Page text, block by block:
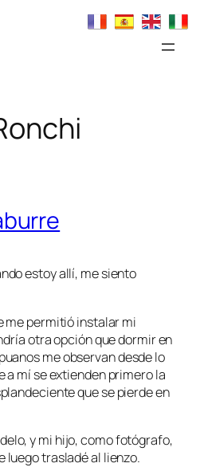
estoy allí, me siento
me permitió instalar mi
otra opción que dormir en
me observan desde lo
mí se extienden primero la
que se pierde en
y mi hijo, como fotógrafo,
luego trasladé al lienzo.